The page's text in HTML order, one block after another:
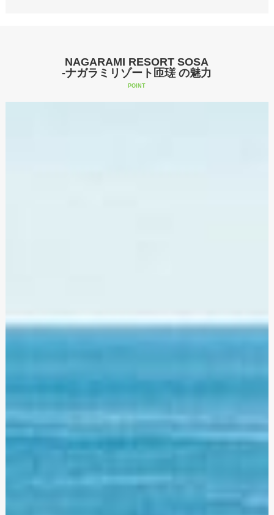
NAGARAMI RESORT SOSA
-ナガラミリゾート匝瑳 の魅力
POINT